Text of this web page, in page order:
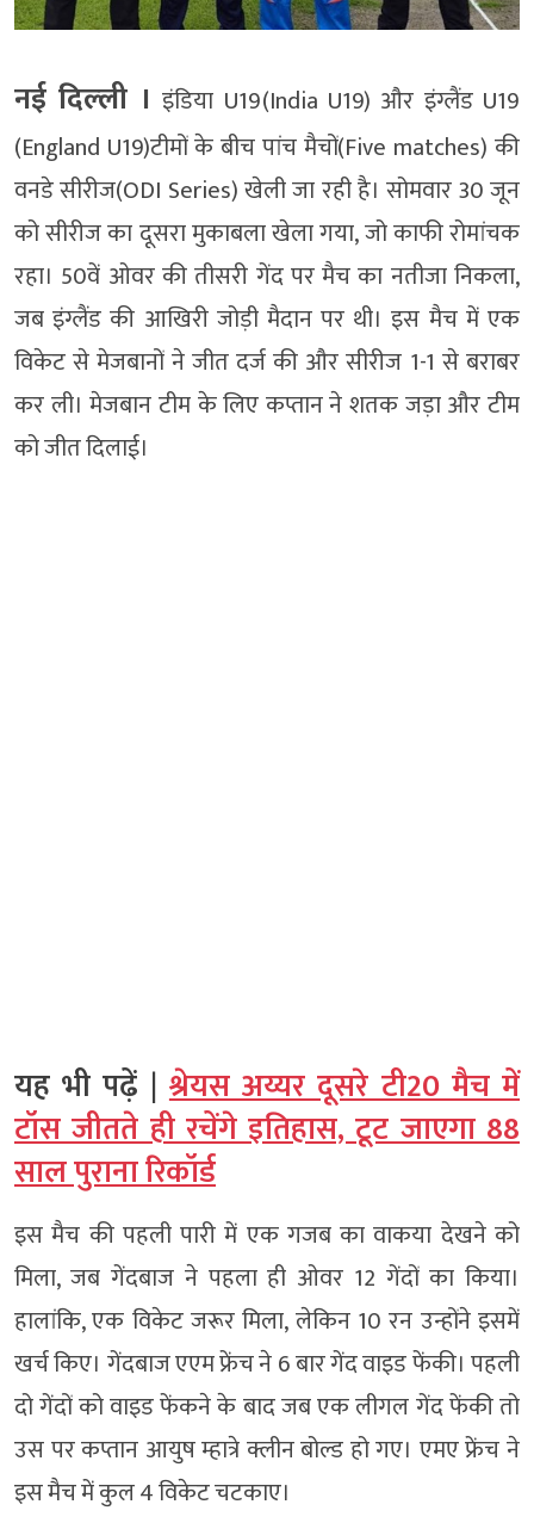
नई दिल्‍ली । इंडिया U19(India U19) और इंग्लैंड U19
(England U19)टीमों के बीच पांच मैचों(Five matches) की
वनडे सीरीज(ODI Series) खेली जा रही है। सोमवार 30 जून
को सीरीज का दूसरा मुकाबला खेला गया, जो काफी रोमांचक
रहा। 50वें ओवर की तीसरी गेंद पर मैच का नतीजा निकला,
जब इंग्लैंड की आखिरी जोड़ी मैदान पर थी। इस मैच में एक
विकेट से मेजबानों ने जीत दर्ज की और सीरीज 1-1 से बराबर
कर ली। मेजबान टीम के लिए कप्तान ने शतक जड़ा और टीम
को जीत दिलाई।
यह भी पढ़ें | श्रेयस अय्यर दूसरे टी20 मैच में
टॉस जीतते ही रचेंगे इतिहास, टूट जाएगा 88
साल पुराना रिकॉर्ड
इस मैच की पहली पारी में एक गजब का वाकया देखने को
मिला, जब गेंदबाज ने पहला ही ओवर 12 गेंदों का किया।
हालांकि, एक विकेट जरूर मिला, लेकिन 10 रन उन्होंने इसमें
खर्च किए। गेंदबाज एएम फ्रेंच ने 6 बार गेंद वाइड फेंकी। पहली
दो गेंदों को वाइड फेंकने के बाद जब एक लीगल गेंद फेंकी तो
उस पर कप्तान आयुष म्हात्रे क्लीन बोल्ड हो गए। एमए फ्रेंच ने
इस मैच में कुल 4 विकेट चटकाए।